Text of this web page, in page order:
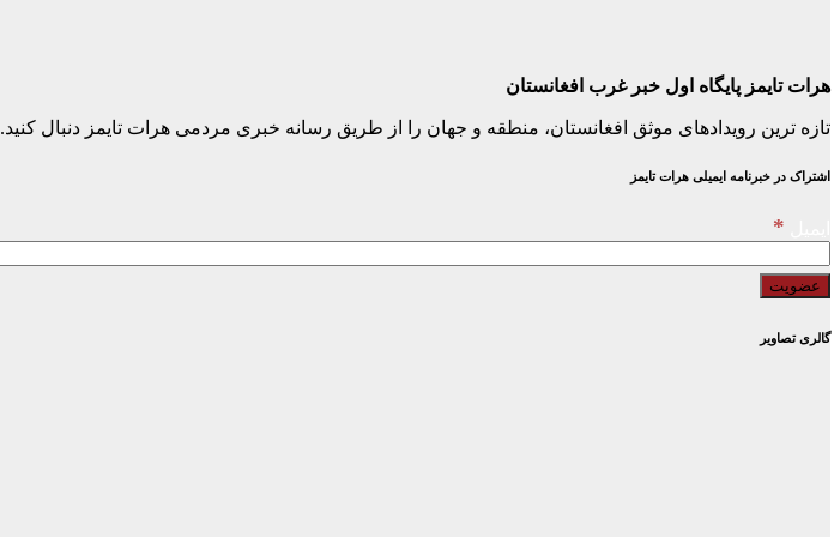
هرات تایمز پایگاه اول خبر غرب افغانستان
تازه ترین رویدادهای موثق افغانستان، منطقه و جهان را از طریق رسانه خبری مردمی هرات تایمز دنبال کنید.
اشتراک در خبرنامه ایمیلی هرات تایمز
*
گالری تصاویر